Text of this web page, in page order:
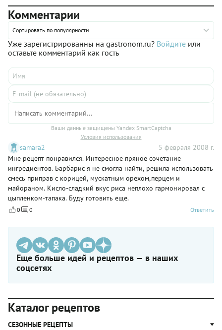
Комментарии
Сортировать по популярности
Уже зарегистрированны на gastronom.ru? Войдите или
оставьте комментарий как гость
Ваши данные защищены Yandex SmartCaptcha
Условия использования
samara2
5 февраля 2008 г.
Мне рецепт понравился. Интересное пряное сочетание
ингредиентов. Барбарис я не смогла найти, решила использовать
смесь приправ c корицей, мускатным орехом,перцем и
майораном. Кисло-сладкий вкус риса неплохо гармонировал с
цыпленком-тапака. Буду готовить еще.
0 0 Ответить
Еще больше идей и рецептов — в наших
соцсетях
Каталог рецептов
СЕЗОННЫЕ РЕЦЕПТЫ